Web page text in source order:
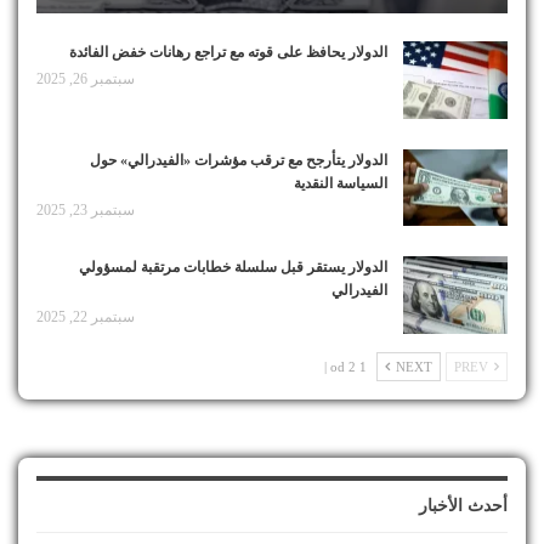
الدولار يحافظ على قوته مع تراجع رهانات خفض الفائدة
سبتمبر 26, 2025
الدولار يتأرجح مع ترقب مؤشرات «الفيدرالي» حول
السياسة النقدية
سبتمبر 23, 2025
الدولار يستقر قبل سلسلة خطابات مرتقبة لمسؤولي
الفيدرالي
سبتمبر 22, 2025
NEXT
1 od 2 |
أحدث الأخبار